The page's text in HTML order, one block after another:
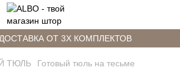
ОТ 3Х КОМПЛЕКТОВ
ТЮЛЬ Готовый тюль на тесьме